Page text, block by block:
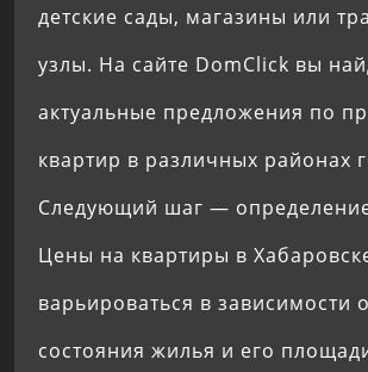
детские сады, магазины или
узлы. На сайте DomClick вы
актуальные предложения по
квартир в различных районах
Следующий шаг —
Цены на квартиры в
варьироваться в зависимости
состояния жилья и его